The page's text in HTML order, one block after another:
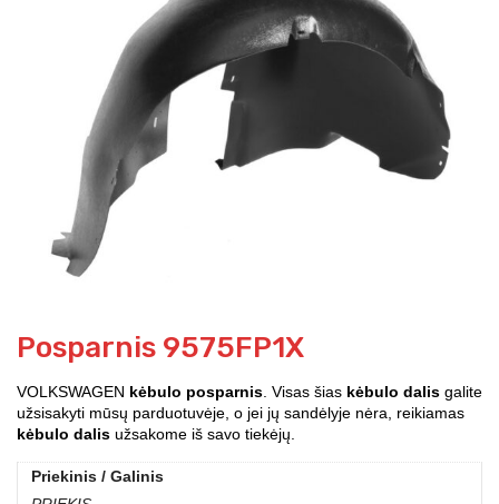
Posparnis 9575FP1X
VOLKSWAGEN kėbulo posparnis . Visas šias kėbulo dalis galite
užsisakyti mūsų parduotuvėje, o jei jų sandėlyje nėra, reikiamas
kėbulo dalis užsakome iš savo tiekėjų.
Priekinis / Galinis